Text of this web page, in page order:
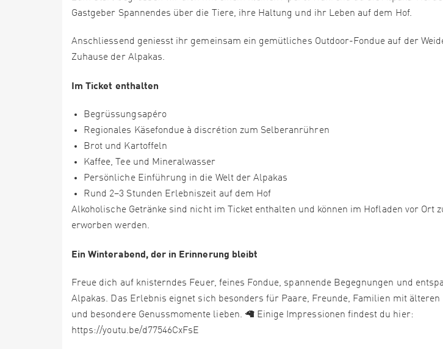
Gastgeber Spannendes über die Tiere, ihre Haltung und ihr Leben auf dem Hof.
Anschliessend geniesst ihr gemeinsam ein gemütliches Outdoor-Fondue auf der
Zuhause der Alpakas.
Im Ticket enthalten
Begrüssungsapéro
Regionales Käsefondue à discrétion zum Selberanrühren
Brot und Kartoffeln
Kaffee, Tee und Mineralwasser
Persönliche Einführung in die Welt der Alpakas
Rund 2–3 Stunden Erlebniszeit auf dem Hof
Alkoholische Getränke sind nicht im Ticket enthalten und können im Hofladen vor Ort
erworben werden.
Ein Winterabend, der in Erinnerung bleibt
Freue dich auf knisterndes Feuer, feines Fondue, spannende Begegnungen und
Alpakas. Das Erlebnis eignet sich besonders für Paare, Freunde, Familien mit
und besondere Genussmomente lieben. 🦙 Einige Impressionen findest du hier:
https://youtu.be/d77546CxFsE